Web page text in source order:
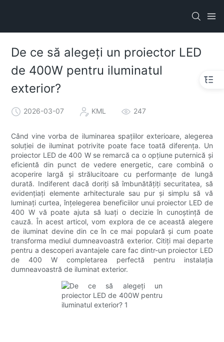
De ce să alegeți un proiector LED
de 400W pentru iluminatul
exterior?
2026-03-07 KML 247
Când vine vorba de iluminarea spațiilor exterioare, alegerea
soluției de iluminat potrivite poate face toată diferența. Un
proiector LED de 400 W se remarcă ca o opțiune puternică și
eficientă din punct de vedere energetic, care combină o
acoperire largă și strălucitoare cu performanțe de lungă
durată. Indiferent dacă doriți să îmbunătățiți securitatea, să
evidențiați elemente arhitecturale sau pur și simplu să vă
luminați curtea, înțelegerea beneficiilor unui proiector LED de
400 W vă poate ajuta să luați o decizie în cunoștință de
cauză. În acest articol, vom explora de ce această alegere
de iluminat devine din ce în ce mai populară și cum poate
transforma mediul dumneavoastră exterior. Citiți mai departe
pentru a descoperi avantajele care fac dintr-un proiector LED
de 400 W completarea perfectă pentru instalația
dumneavoastră de iluminat exterior.